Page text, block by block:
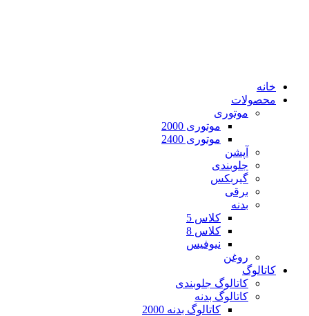
خانه
محصولات
موتوری
موتوری 2000
موتوری 2400
آپشن
جلوبندی
گیربکس
برقی
بدنه
کلاس 5
کلاس 8
نیوفیس
روغن
کاتالوگ
کاتالوگ جلوبندی
کاتالوگ بدنه
کاتالوگ بدنه 2000